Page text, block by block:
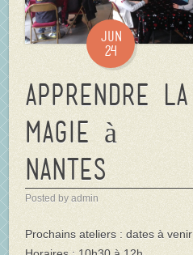
Jun
24
Apprendre la
Magie à
Nantes
Posted by admin
Prochains ateliers : dates à venir